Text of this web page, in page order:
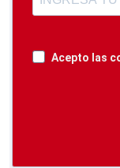
Acepto las